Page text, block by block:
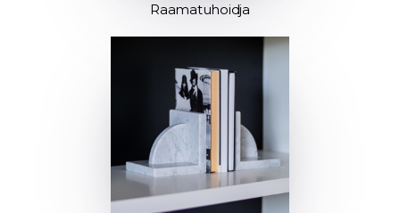
Raamatuhoidja